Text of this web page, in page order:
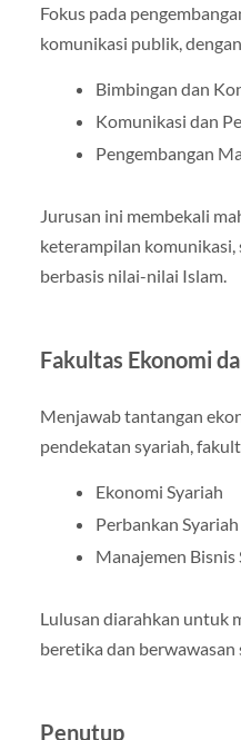
Fokus pada
komunikasi publik,
Bimbingan dan
Komunikasi dan
Pengembangan
Jurusan ini membekali
keterampilan komunikasi,
berbasis nilai-nilai Islam.
Fakultas Ekonomi
Menjawab tantangan
pendekatan syariah,
Ekonomi Syariah
Perbankan Syariah
Manajemen Bisnis
Lulusan diarahkan untuk
beretika dan berwawasan
Penutup